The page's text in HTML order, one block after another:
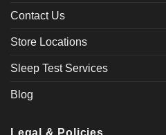
Contact Us
Store Locations
Sleep Test Services
Blog
Legal & Policies